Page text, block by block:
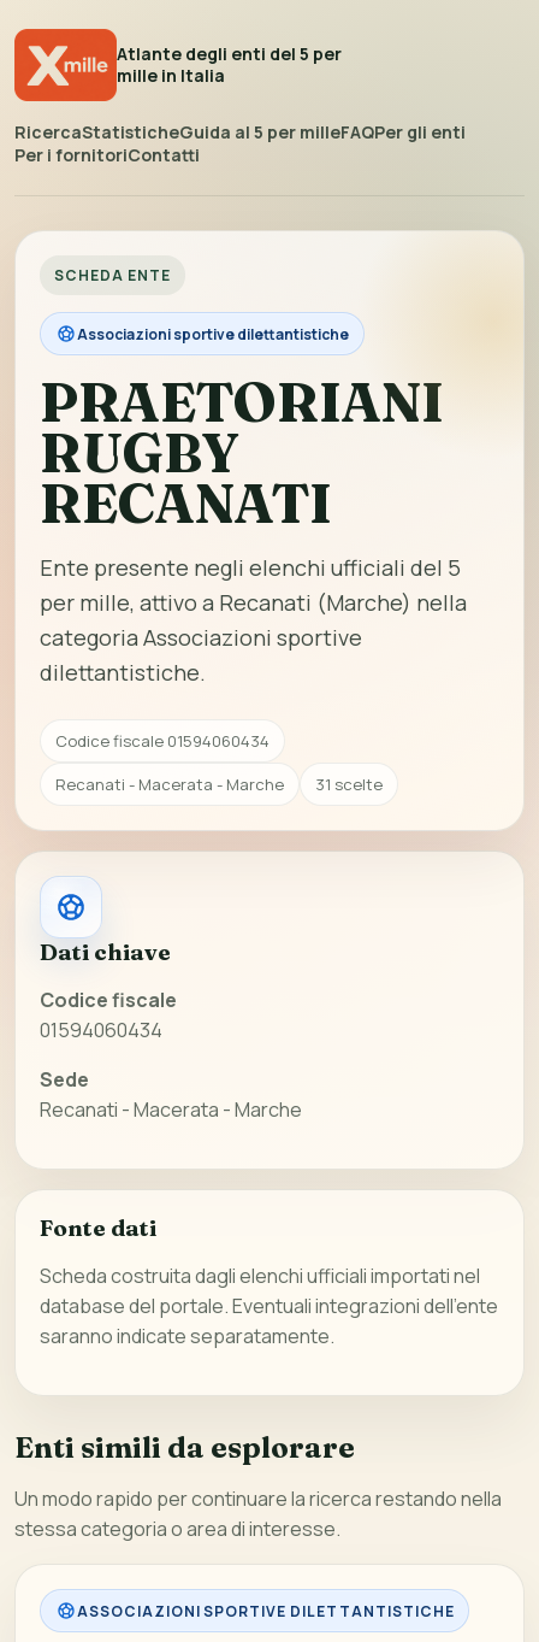
Atlante degli enti del 5 per
mille in Italia
RicercaStatisticheGuida al 5 per milleFAQPer gli enti
Per i fornitoriContatti
SCHEDA ENTE
Associazioni sportive dilettantistiche
PRAETORIANI
RUGBY
RECANATI
Ente presente negli elenchi ufficiali del 5
per mille, attivo a Recanati (Marche) nella
categoria Associazioni sportive
dilettantistiche.
Codice fiscale 01594060434
Recanati - Macerata - Marche
31 scelte
Dati chiave
Codice fiscale
01594060434
Sede
Recanati - Macerata - Marche
Fonte dati
Scheda costruita dagli elenchi ufficiali importati nel
database del portale. Eventuali integrazioni dell’ente
saranno indicate separatamente.
Enti simili da esplorare
Un modo rapido per continuare la ricerca restando nella
stessa categoria o area di interesse.
ASSOCIAZIONI SPORTIVE DILETTANTISTICHE